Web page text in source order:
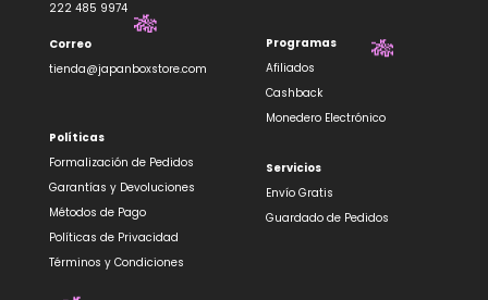
222 485 9974
Correo
tienda@japanboxstore.com
Políticas
Formalización de Pedidos
Garantías y Devoluciones
Métodos de Pago
Políticas de Privacidad
Términos y Condiciones
Programas
Afiliados
Cashback
Monedero Electrónico
Servicios
Envío Gratis
Guardado de Pedidos
🎋